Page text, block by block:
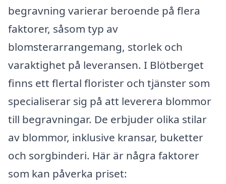
begravning varierar beroende på flera
faktorer, såsom typ av
blomsterarrangemang, storlek och
varaktighet på leveransen. I Blötberget
finns ett flertal florister och tjänster som
specialiserar sig på att leverera blommor
till begravningar. De erbjuder olika stilar
av blommor, inklusive kransar, buketter
och sorgbinderi. Här är några faktorer
som kan påverka priset: